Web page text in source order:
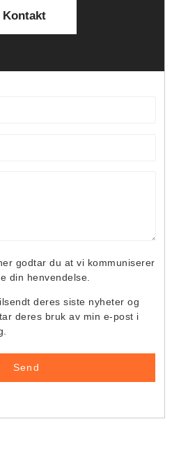
Kontakt
godtar du at vi kommuniserer
din henvendelse.
deres siste nyheter og
deres bruk av min e-post i